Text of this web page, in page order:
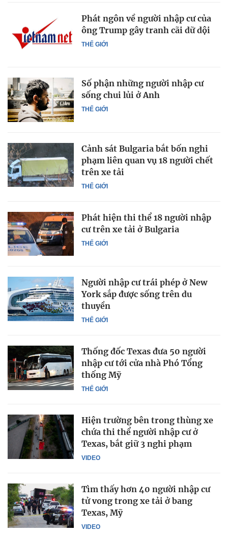
THẾ GIỚI
Phát ngôn về người nhập cư của
ông Trump gây tranh cãi dữ dội
THẾ GIỚI
Số phận những người nhập cư
sống chui lủi ở Anh
THẾ GIỚI
Cảnh sát Bulgaria bắt bốn nghi
phạm liên quan vụ 18 người chết
trên xe tải
THẾ GIỚI
Phát hiện thi thể 18 người nhập
cư trên xe tải ở Bulgaria
THẾ GIỚI
Người nhập cư trái phép ở New
York sắp được sống trên du
thuyền
THẾ GIỚI
Thống đốc Texas đưa 50 người
nhập cư tới cửa nhà Phó Tổng
thống Mỹ
VIDEO
Hiện trường bên trong thùng xe
chứa thi thể người nhập cư ở
Texas, bắt giữ 3 nghi phạm
VIDEO
Tìm thấy hơn 40 người nhập cư
tử vong trong xe tải ở bang
Texas, Mỹ